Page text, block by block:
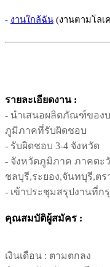
- งานใกล้ฉัน (งานตามโล
รายละเอียดงาน :
- นำเสนอผลิตภัณฑ์ของ
ภูมิภาคที่รับผิดชอบ
- รับผิดชอบ 3-4 จังหวัด
- จังหวัดภูมิภาค ภาคตะ
ชลบุรี,ระยอง,จันทบุรี,ตร
- เข้าประชุมสรุปงานที่ก
คุณสมบัติผู้สมัคร :
เงินเดือน : ตามตกลง